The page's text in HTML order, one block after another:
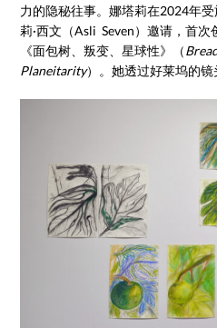
力的隐秘往事。娜塔莉在2024年
莉·西文（Asli Seven）邀请，首
《面包树、叛变、星球性》（
Planeitarity）。她透过好莱坞的镜